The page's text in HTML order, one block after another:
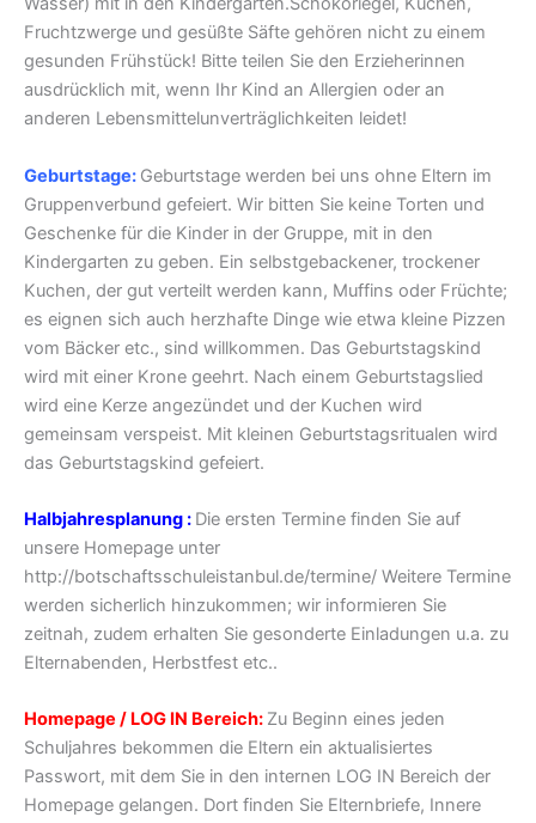
Fruchtzwerge und gesüßte Säfte gehören nicht zu einem
gesunden Frühstück! Bitte teilen Sie den Erzieherinnen
ausdrücklich mit, wenn Ihr Kind an Allergien oder an
anderen Lebensmittelunverträglichkeiten leidet!
Geburtstage: Geburtstage werden bei uns ohne Eltern im
Gruppenverbund gefeiert. Wir bitten Sie keine Torten und
Geschenke für die Kinder in der Gruppe, mit in den
Kindergarten zu geben. Ein selbstgebackener, trockener
Kuchen, der gut verteilt werden kann, Muffins oder Früchte;
es eignen sich auch herzhafte Dinge wie etwa kleine Pizzen
vom Bäcker etc., sind willkommen. Das Geburtstagskind
wird mit einer Krone geehrt. Nach einem Geburtstagslied
wird eine Kerze angezündet und der Kuchen wird
gemeinsam verspeist. Mit kleinen Geburtstagsritualen wird
das Geburtstagskind gefeiert.
Halbjahresplanung : Die ersten Termine finden Sie auf
unsere Homepage unter
http://botschaftsschuleistanbul.de/termine/ Weitere Termine
werden sicherlich hinzukommen; wir informieren Sie
zeitnah, zudem erhalten Sie gesonderte Einladungen u.a. zu
Elternabenden, Herbstfest etc..
Homepage / LOG IN Bereich: Zu Beginn eines jeden
Schuljahres bekommen die Eltern ein aktualisiertes
Passwort, mit dem Sie in den internen LOG IN Bereich der
Homepage gelangen. Dort finden Sie Elternbriefe, Innere